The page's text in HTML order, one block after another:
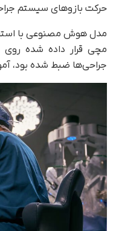
حرکت بازوهای سیستم
مدل هوش مصنوعی با
مچی قرار داده شده روی
جراحی‌ها ضبط شده بود،